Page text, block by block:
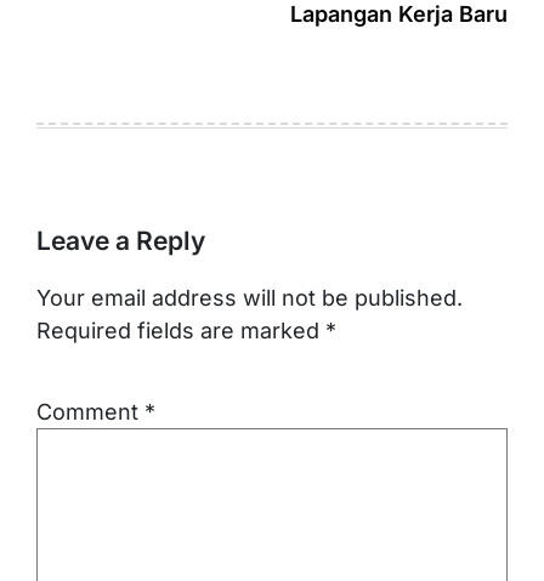
Lapangan Kerja Baru
Leave a Reply
Your email address will not be published.
Required fields are marked *
Comment *